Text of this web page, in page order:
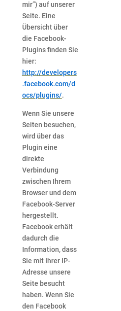
mir”) auf unserer
Seite. Eine
Übersicht über
die Facebook-
Plugins finden Sie
hier:
http://developers
.facebook.com/d
ocs/plugins/.
Wenn Sie unsere
Seiten besuchen,
wird über das
Plugin eine
direkte
Verbindung
zwischen Ihrem
Browser und dem
Facebook-Server
hergestellt.
Facebook erhält
dadurch die
Information, dass
Sie mit Ihrer IP-
Adresse unsere
Seite besucht
haben. Wenn Sie
den Facebook